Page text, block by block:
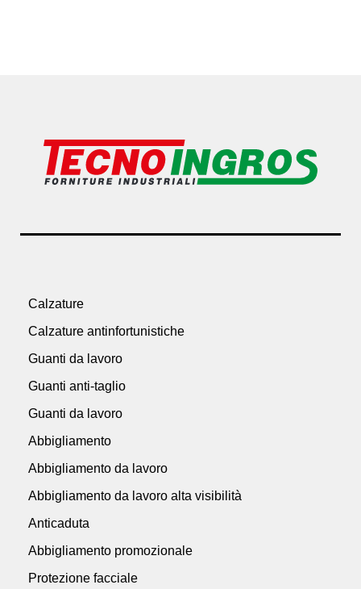
Calzature
Calzature antinfortunistiche
Guanti da lavoro
Guanti anti-taglio
Guanti da lavoro
Abbigliamento
Abbigliamento da lavoro
Abbigliamento da lavoro alta visibilità
Anticaduta
Abbigliamento promozionale
Protezione facciale